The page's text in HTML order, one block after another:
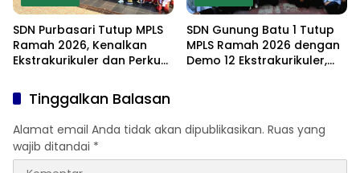
SDN Purbasari Tutup MPLS
Ramah 2026, Kenalkan
Ekstrakurikuler dan Perkuat
Bullying
SDN Gunung Batu 1 Tutup
MPLS Ramah 2026 dengan
Demo 12 Ekstrakurikuler,
Tinggalkan Balasan
Alamat email Anda tidak akan dipublikasikan. Ruas yang
wajib ditandai *